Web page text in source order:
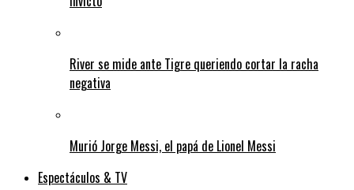
River se mide ante Tigre queriendo cortar la racha
negativa
Murió Jorge Messi, el papá de Lionel Messi
Espectáculos & TV